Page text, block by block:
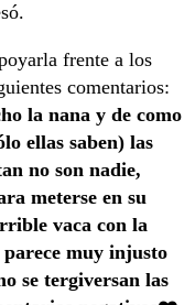
frente a los
comentarios:
la nana y de como
ellas saben) las
no son nadie,
meterse en su
vaca con la
parece muy injusto
se tergiversan las